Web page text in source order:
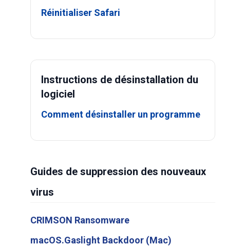
Réinitialiser Safari
Instructions de désinstallation du
logiciel
Comment désinstaller un programme
Guides de suppression des nouveaux
virus
CRIMSON Ransomware
macOS.Gaslight Backdoor (Mac)